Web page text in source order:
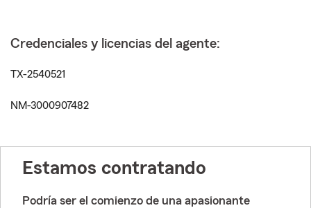
Credenciales y licencias del agente:
TX-2540521
NM-3000907482
Estamos contratando
Podría ser el comienzo de una apasionante